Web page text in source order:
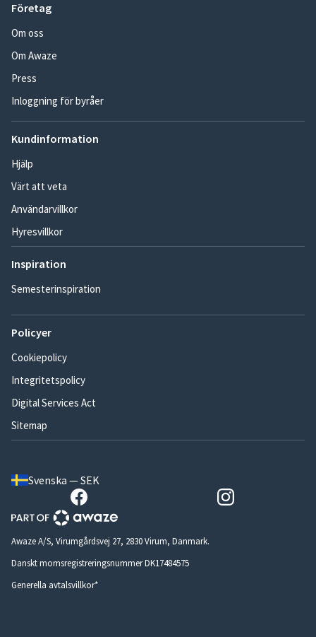
Företag
Om oss
Om Awaze
Press
Inloggning för byråer
Kundinformation
Hjälp
Värt att veta
Användarvillkor
Hyresvillkor
Inspiration
Semesterinspiration
Policyer
Cookiepolicy
Integritetspolicy
Digital Services Act
Sitemap
Svenska — SEK
Awaze A/S, Virumgårdsvej 27, 2830 Virum, Danmark.
Danskt momsregistreringsnummer DK17484575
Generella avtalsvillkor*